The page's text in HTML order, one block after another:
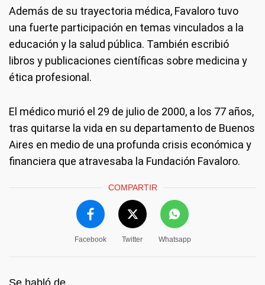
Además de su trayectoria médica, Favaloro tuvo
una fuerte participación en temas vinculados a la
educación y la salud pública. También escribió
libros y publicaciones científicas sobre medicina y
ética profesional.
El médico murió el 29 de julio de 2000, a los 77 años,
tras quitarse la vida en su departamento de Buenos
Aires en medio de una profunda crisis económica y
financiera que atravesaba la Fundación Favaloro.
COMPARTIR
Facebook Twitter Whatsapp